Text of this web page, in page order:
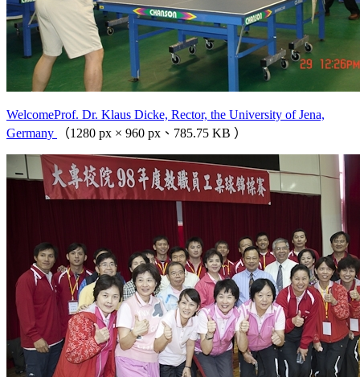
WelcomeProf. Dr. Klaus Dicke, Rector, the University of Jena,
Germany
（1280 px × 960 px、785.75 KB ）